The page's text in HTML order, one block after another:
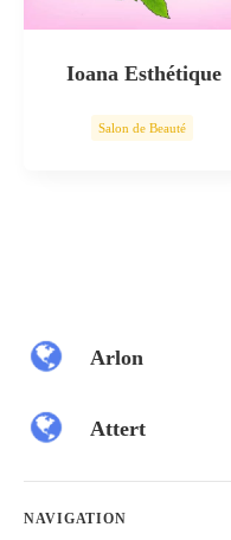
Ioana Esthétique
Salon de Beauté
Arlon
Attert
NAVIGATION